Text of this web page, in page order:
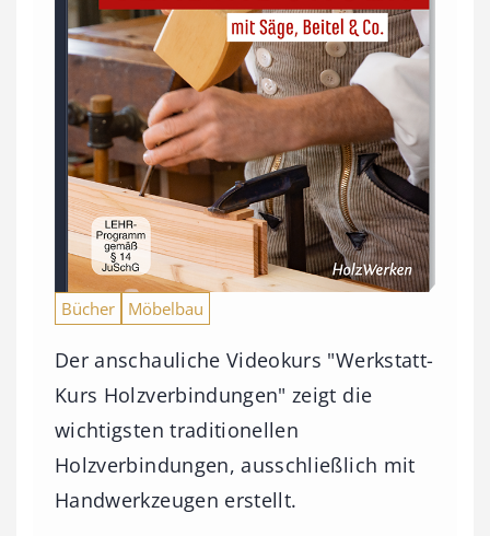
Bücher Möbelbau
Der anschauliche Videokurs "Werkstatt-
Kurs Holzverbindungen" zeigt die
wichtigsten traditionellen
Holzverbindungen, ausschließlich mit
Handwerkzeugen erstellt.